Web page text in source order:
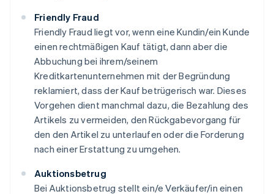
Friendly Fraud
Friendly Fraud liegt vor, wenn eine Kundin/ein Kunde
einen rechtmäßigen Kauf tätigt, dann aber die
Abbuchung bei ihrem/seinem
Kreditkartenunternehmen mit der Begründung
reklamiert, dass der Kauf betrügerisch war. Dieses
Vorgehen dient manchmal dazu, die Bezahlung des
Artikels zu vermeiden, den Rückgabevorgang für
den den Artikel zu unterlaufen oder die Forderung
nach einer Erstattung zu umgehen.
Auktionsbetrug
Bei Auktionsbetrug stellt ein/e Verkäufer/in einen